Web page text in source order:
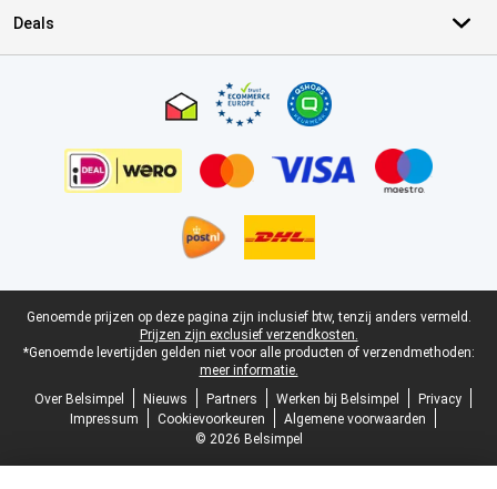
Deals
Juridische voettekst
Genoemde prijzen op deze pagina zijn inclusief btw, tenzij anders vermeld.
Prijzen zijn exclusief verzendkosten.
*Genoemde levertijden gelden niet voor alle producten of verzendmethoden:
meer informatie.
Over Belsimpel
Nieuws Partners Werken bij Belsimpel
Privacy
Impressum
Cookievoorkeuren
Algemene voorwaarden
© 2026 Belsimpel